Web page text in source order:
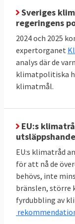
förnybart
Jämfört
sin primära
procent till
Andelen
mellan
men gärna
den största
EU-
finns något
Sveriges
regeringens
2024 och 2025
expertorganet
analys där de
klimatpolitiska
klimatmål.
EU:s
EU:s klimatråd
för att nå de
behövs, inte
bränslen, större
fyrdubbling av